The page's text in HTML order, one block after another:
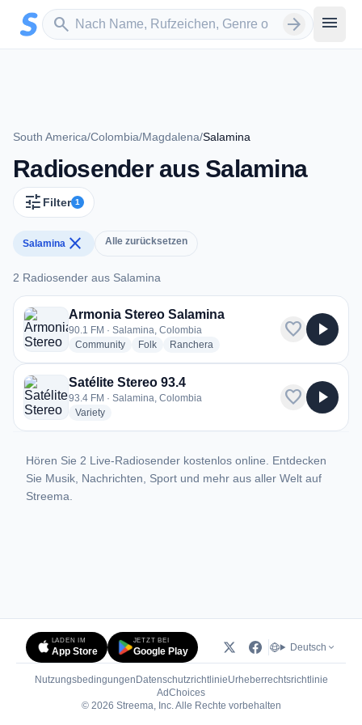
Zum Hauptinhalt springen
search
Sender suchen arrow_forward menu
South America/Colombia/Magdalena/Salamina
Radiosender aus Salamina
tune Filter 1
Salamina close Alle zurücksetzen
2 Radiosender aus Salamina
2 Radiosender aus Salamina
Armonia Stereo Salamina
90.1 FM · Salamina, Colombia
Communityradio stations
Folkradio stations
Ranchera
favorite play_arrow
Satélite Stereo 93.4
93.4 FM · Salamina, Colombia
Varietyradio stations
favorite play_arrow
Hören Sie 2 Live-Radiosender kostenlos online. Entdecken
Sie Musik, Nachrichten, Sport und mehr aus aller Welt auf
Streema.
LADEN IM
App Store
JETZT BEI
Google Play Deutsch
Nutzungsbedingungen DatenschutzrichtlinieUrheberrechtsrichtlinie
AdChoices(öffnet in neuem Tab)
© 2026 Streema, Inc. Alle Rechte vorbehalten